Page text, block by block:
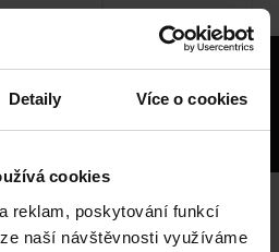
Detaily Více o cookies
cookies
reklam, poskytování funkcí
naší návštěvnosti využíváme